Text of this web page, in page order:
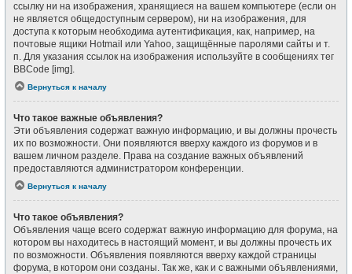
ссылку ни на изображения, хранящиеся на вашем компьютере (если он
не является общедоступным сервером), ни на изображения, для
доступа к которым необходима аутентификация, как, например, на
почтовые ящики Hotmail или Yahoo, защищённые паролями сайты и т.
п. Для указания ссылок на изображения используйте в сообщениях тег
BBCode [img].
Вернуться к началу
Что такое важные объявления?
Эти объявления содержат важную информацию, и вы должны прочесть
их по возможности. Они появляются вверху каждого из форумов и в
вашем личном разделе. Права на создание важных объявлений
предоставляются администратором конференции.
Вернуться к началу
Что такое объявления?
Объявления чаще всего содержат важную информацию для форума, на
котором вы находитесь в настоящий момент, и вы должны прочесть их
по возможности. Объявления появляются вверху каждой страницы
форума, в котором они созданы. Так же, как и с важными объявлениями,